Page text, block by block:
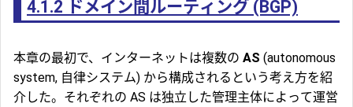
4.1.2 ドメイン間ルーティング (BGP)
本章の最初で、インターネットは複数の AS (autonomous
system, 自律システム) から構成されるという考え方を紹
介した。それぞれの AS は独立した管理主体によって運営